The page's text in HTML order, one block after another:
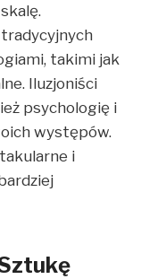
tradycyjnych
takimi jak
Iluzjoniści
psychologię i
występów.
i